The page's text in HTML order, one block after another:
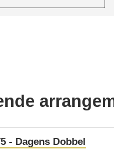
- Dagens Dobbel